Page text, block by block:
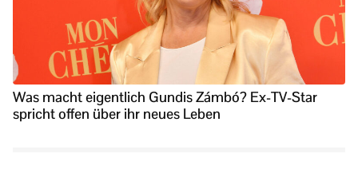
Was macht eigentlich Gundis Zámbó? Ex-TV-Star
spricht offen über ihr neues Leben